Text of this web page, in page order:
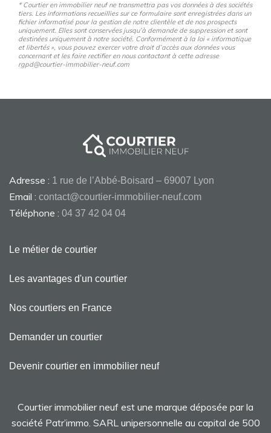
* Courtier en immobilier neuf ne transmettra pas vos données à des sociétés
tiers. Les informations recueillies sur ce formulaire sont enregistrées dans un
fichier informatisé pour la gestion de notre clientèle et de nos prospects
uniquement. Elles sont conservées jusqu’à demande de suppression et sont
destinées uniquement à notre société. Conformément à la loi « informatique
et libertés », vous pouvez exercer votre droit d’accès aux données vous
concernant et les faire rectifier en nous contactant à cette adresse
rgpd@courtier-immobilier-neuf.com
Adresse : 1 rue de l’Abbé-Boisard – 69007 Lyon
Email : contact@courtier-immobilier-neuf.com
Téléphone : 04 37 42 04 04
Le métier de courtier
Les avantages d'un courtier
Nos courtiers en France
Demander un courtier
Devenir courtier en immobilier neuf
Courtier immobilier neuf est une marque déposée par la
société Patr’immo. SARL unipersonnelle au capital de 500